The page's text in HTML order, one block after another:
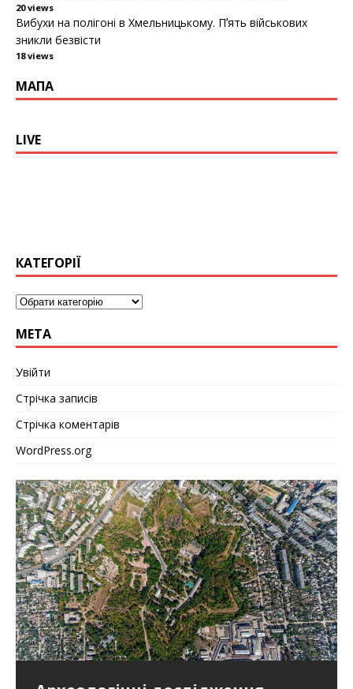
20 views
Вибухи на полігоні в Хмельницькому. Пʼять військових
зникли безвісти
18 views
МАПА
LIVE
КАТЕГОРІЇ
МЕТА
Увійти
Стрічка записів
Стрічка коментарів
WordPress.org